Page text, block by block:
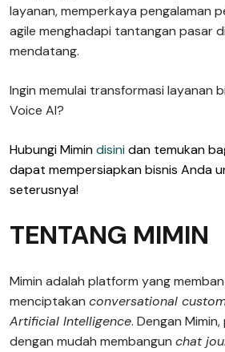
layanan, memperkaya pengalaman
agile menghadapi tantangan pasar
mendatang.
Ingin memulai transformasi layanan
Voice AI?
Hubungi Mimindisini dan temukan
dapat mempersiapkan bisnis Anda
seterusnya!
TENTANG MIMIN
Mimin adalah platform yang
menciptakan conversational
Artificial Intelligence. Dengan
dengan mudah membangun chat